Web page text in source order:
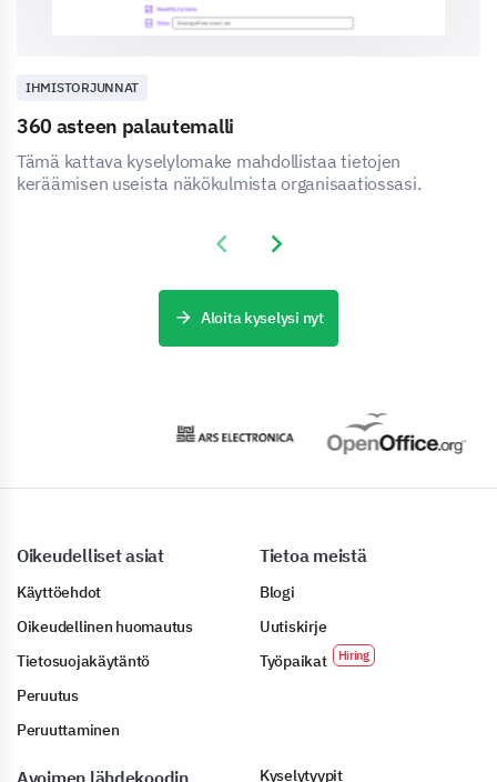
IHMISTORJUNNAT
360 asteen palautemalli
Tämä kattava kyselylomake mahdollistaa tietojen
keräämisen useista näkökulmista organisaatiossasi.
Previous slide
Next slide
Aloita kyselysi nyt
Oikeudelliset asiat
Käyttöehdot
Oikeudellinen huomautus
Tietosuojakäytäntö
Peruutus
Peruuttaminen
Tietoa meistä
Blogi
Uutiskirje
Työpaikat
Kyselytyypit